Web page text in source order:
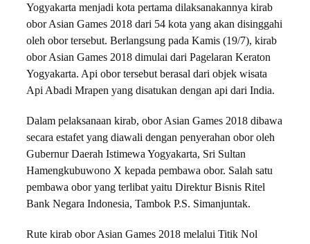
Yogyakarta menjadi kota pertama dilaksanakannya kirab
obor Asian Games 2018 dari 54 kota yang akan disinggahi
oleh obor tersebut. Berlangsung pada Kamis (19/7), kirab
obor Asian Games 2018 dimulai dari Pagelaran Keraton
Yogyakarta. Api obor tersebut berasal dari objek wisata
Api Abadi Mrapen yang disatukan dengan api dari India.
Dalam pelaksanaan kirab, obor Asian Games 2018 dibawa
secara estafet yang diawali dengan penyerahan obor oleh
Gubernur Daerah Istimewa Yogyakarta, Sri Sultan
Hamengkubuwono X kepada pembawa obor. Salah satu
pembawa obor yang terlibat yaitu Direktur Bisnis Ritel
Bank Negara Indonesia, Tambok P.S. Simanjuntak.
Rute kirab obor Asian Games 2018 melalui Titik Nol